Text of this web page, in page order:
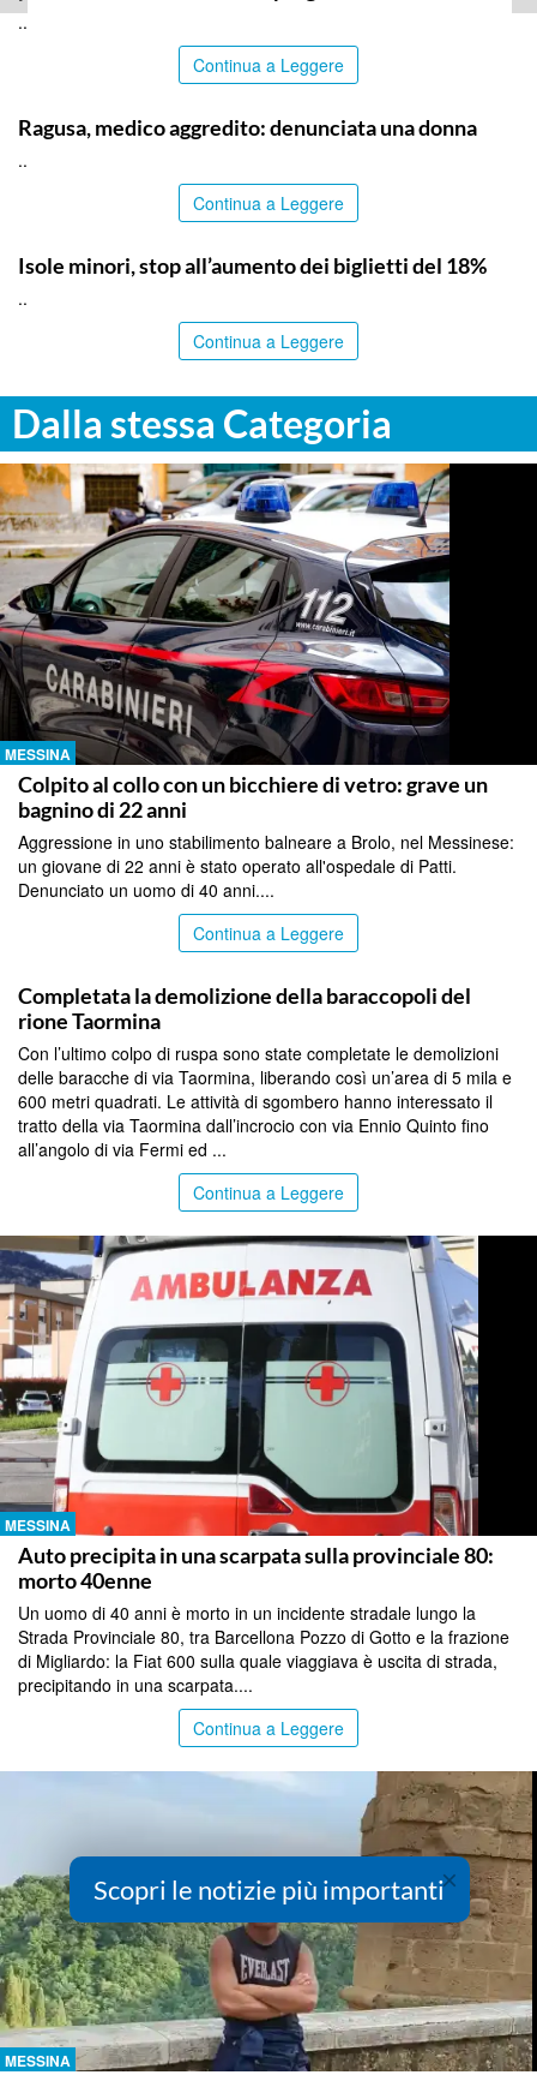
..
Continua a Leggere
Ragusa, medico aggredito: denunciata una donna
..
Continua a Leggere
Isole minori, stop all’aumento dei biglietti del 18%
..
Continua a Leggere
Dalla stessa Categoria
MESSINA
Colpito al collo con un bicchiere di vetro: grave un
bagnino di 22 anni
Aggressione in uno stabilimento balneare a Brolo, nel Messinese:
un giovane di 22 anni è stato operato all'ospedale di Patti.
Denunciato un uomo di 40 anni....
Continua a Leggere
Completata la demolizione della baraccopoli del
rione Taormina
Con l’ultimo colpo di ruspa sono state completate le demolizioni
delle baracche di via Taormina, liberando così un’area di 5 mila e
600 metri quadrati. Le attività di sgombero hanno interessato il
tratto della via Taormina dall’incrocio con via Ennio Quinto fino
all’angolo di via Fermi ed ...
Continua a Leggere
MESSINA
Auto precipita in una scarpata sulla provinciale 80:
morto 40enne
Un uomo di 40 anni è morto in un incidente stradale lungo la
Strada Provinciale 80, tra Barcellona Pozzo di Gotto e la frazione
di Migliardo: la Fiat 600 sulla quale viaggiava è uscita di strada,
precipitando in una scarpata....
Continua a Leggere
MESSINA
×
Scopri le notizie più importanti